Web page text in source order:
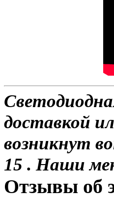
доставкой
возникнут
15 . Наши
Отзывы об